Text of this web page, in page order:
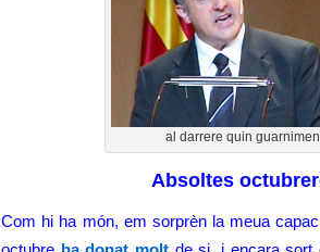
al darrere quin
Absoltes
Com hi ha món, em sorprèn la meua